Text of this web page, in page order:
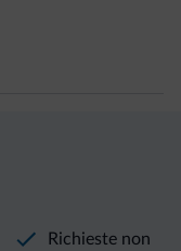
Richieste non